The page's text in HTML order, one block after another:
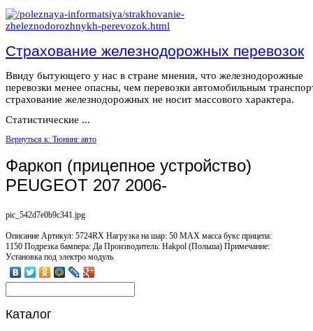
Страхование железнодорожных перевозок
Ввиду бытующего у нас в стране мнения, что железнодорожные
перевозки менее опасны, чем перевозки автомобильным
страхование железнодорожных не носит массового характера.
Статистические ...
Вернуться к: Тюнинг авто
Фаркоп (прицепное устройство)
PEUGEOT 207 2006-
pic_542d7e0b9c341.jpg
Описание Артикул: 5724RX Нагрузка на шар: 50 MAX масса букс прицепа:
1150 Подрезка бампера: Да Производитель: Hakpol (Польша) Примечание:
Установка под электро модуль
Каталог